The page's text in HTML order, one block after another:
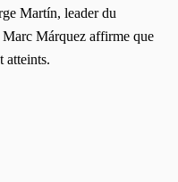
Martín, leader du
Marc Márquez affirme que
atteints.